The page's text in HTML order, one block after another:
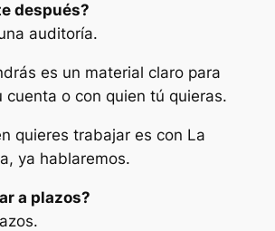
después?
auditoría.
es un material claro para
cuenta o con quien tú quieras.
quieres trabajar es con La
ya hablaremos.
a plazos?